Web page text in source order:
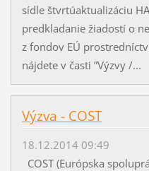
sídle štvrtúaktualizáciu
predkladanie žiadostí o
z fondov EÚ
nájdete v časti ”Výzvy /...
Výzva - COST
18.12.2014 09:49
COST (Európska